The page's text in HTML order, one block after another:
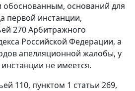
обоснованным, оснований для
первой инстанции,
270Арбитражного
Российской Федерации, а
апелляционной жалобы, у
не имеется.
110, пунктом 1 статьи 269,